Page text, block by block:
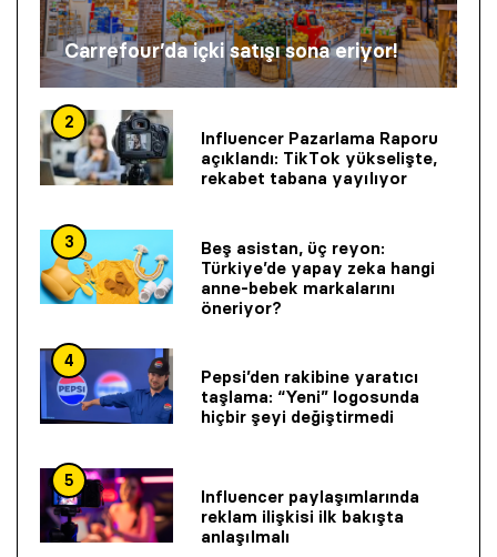
Carrefour’da içki satışı sona eriyor!
2
Influencer Pazarlama Raporu
açıklandı: TikTok yükselişte,
rekabet tabana yayılıyor
3
Beş asistan, üç reyon:
Türkiye’de yapay zeka hangi
anne-bebek markalarını
öneriyor?
4
Pepsi’den rakibine yaratıcı
taşlama: “Yeni” logosunda
hiçbir şeyi değiştirmedi
5
Influencer paylaşımlarında
reklam ilişkisi ilk bakışta
anlaşılmalı